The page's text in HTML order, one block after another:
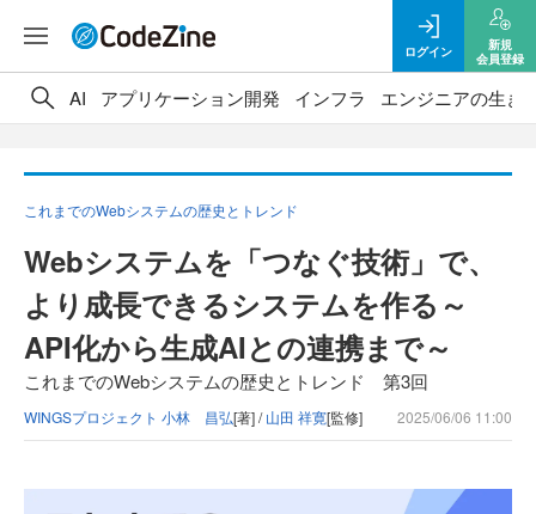
ログイン
新規
会員登録
AI アプリケーション開発 インフラ エンジニアの生き
これまでのWebシステムの歴史とトレンド
Webシステムを「つなぐ技術」で、
より成長できるシステムを作る～
API化から生成AIとの連携まで～
これまでのWebシステムの歴史とトレンド 第3回
WINGSプロジェクト 小林 昌弘[著] /山田 祥寛[監修] 2025/06/06 11:00